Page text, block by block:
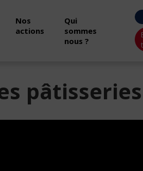
Nos
actions
Qui
sommes
nous ?
pâtisseries